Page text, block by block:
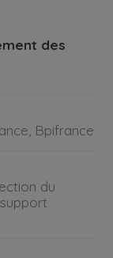
des
Bpifrance
du